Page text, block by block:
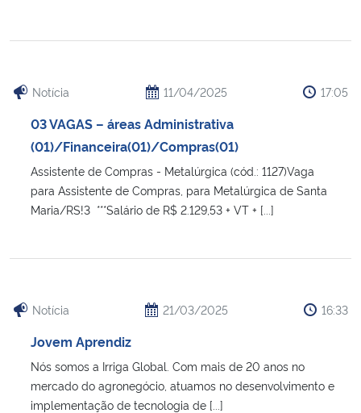
Notícia 11/04/2025 17:05
03 VAGAS – áreas Administrativa
(01)/Financeira(01)/Compras(01)
Assistente de Compras - Metalúrgica (cód.: 1127)Vaga
para Assistente de Compras, para Metalúrgica de Santa
Maria/RS!3 ***Salário de R$ 2.129,53 + VT + [...]
Notícia 21/03/2025 16:33
Jovem Aprendiz
Nós somos a Irriga Global. Com mais de 20 anos no
mercado do agronegócio, atuamos no desenvolvimento e
implementação de tecnologia de [...]